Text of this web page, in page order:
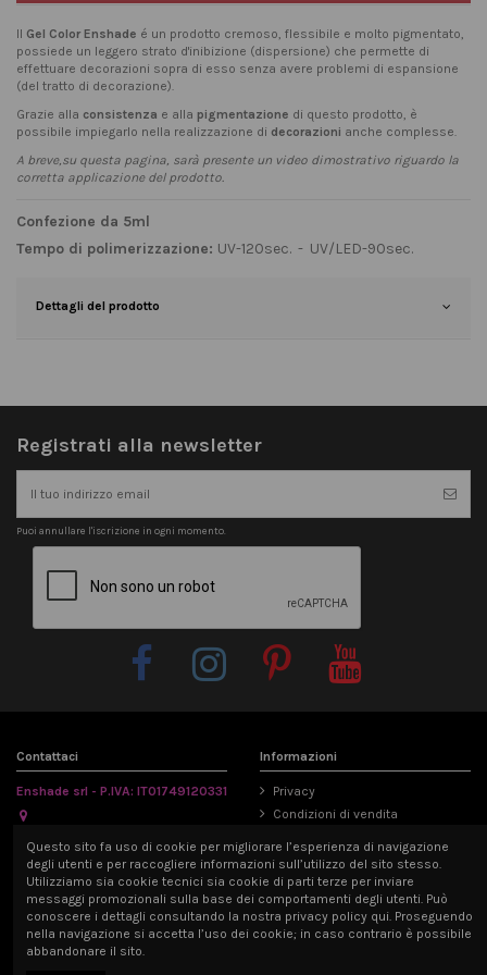
Il Gel Color Enshade é un prodotto cremoso, flessibile e molto pigmentato,
possiede un leggero strato d'inibizione (dispersione) che permette di
effettuare decorazioni sopra di esso senza avere problemi di espansione
(del tratto di decorazione).
Grazie alla consistenza e alla pigmentazione di questo prodotto, è
possibile impiegarlo nella realizzazione di decorazioni anche complesse.
A breve,su questa pagina, sarà presente un video dimostrativo riguardo la
corretta applicazione del prodotto.
Confezione da 5ml
Tempo di polimerizzazione: UV-120sec. - UV/LED-90sec.
Dettagli del prodotto
Registrati alla newsletter
Puoi annullare l'iscrizione in ogni momento.
Contattaci
Enshade srl - P.IVA: IT01749120331
Piacenza, Italia
info@enshade.it
P.IVA: IT01749120331
Informazioni
Privacy
Condizioni di vendita
Mappa del sito
Questo sito fa uso di cookie per migliorare l’esperienza di navigazione
degli utenti e per raccogliere informazioni sull’utilizzo del sito stesso.
Utilizziamo sia cookie tecnici sia cookie di parti terze per inviare
messaggi promozionali sulla base dei comportamenti degli utenti. Può
conoscere i dettagli consultando la nostra privacy policy qui. Proseguendo
nella navigazione si accetta l’uso dei cookie; in caso contrario è possibile
abbandonare il sito.